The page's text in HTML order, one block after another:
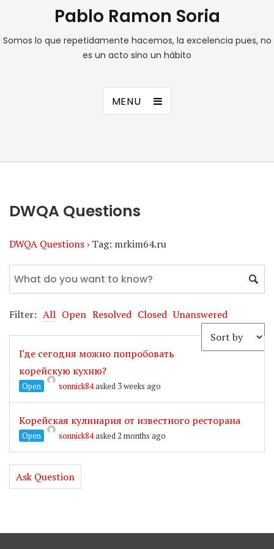
Pablo Ramon Soria
Somos lo que repetidamente hacemos, la excelencia pues, no
es un acto sino un hábito
MENU
DWQA Questions
DWQA Questions › Tag: mrkim64.ru
Filter: All Open Resolved Closed Unanswered
Где сегодня можно попробовать
корейскую кухню?
Open sonnick84asked 3 weeks ago
Корейская кулинария от известного ресторана
Open sonnick84asked 2 months ago
Ask Question